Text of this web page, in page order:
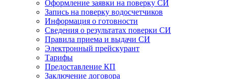
Оформление заявки на поверку СИ
Запись на поверку водосчетчиков
Информация о готовности
Сведения о результатах поверки СИ
Правила приема и выдачи СИ
Электронный прейскурант
Тарифы
Предоставление КП
Заключение договора